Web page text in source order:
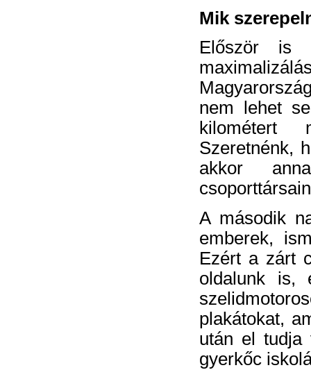
Mik
Először is
nem lehet
kilométert
Szeretnénk,
akkor
A második
emberek,
Ezért a zárt
oldalunk is,
plakátokat,
után el tudja
gyerkőc